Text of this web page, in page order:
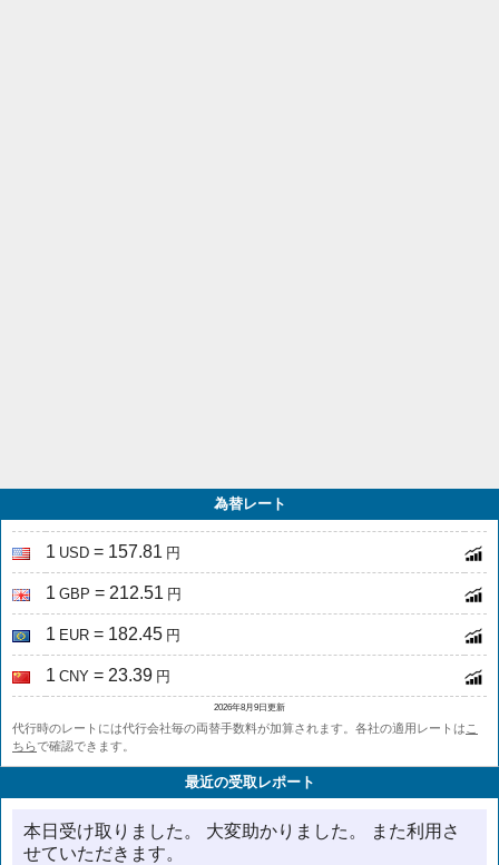
為替レート
1 USD = 157.81 円
1 GBP = 212.51 円
1 EUR = 182.45 円
1 CNY = 23.39 円
2026年8月9日更新
代行時のレートには代行会社毎の両替手数料が加算されます。各社の適用レートはこ
ちらで確認できます。
最近の受取レポート
本日受け取りました。 大変助かりました。 また利用さ
せていただきます。